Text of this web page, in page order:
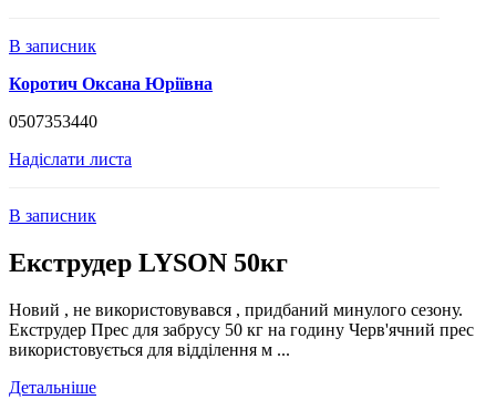
В записник
Коротич Оксана Юріївна
0507353440
Надіслати листа
В записник
Екструдер LYSON 50кг
Новий , не використовувався , придбаний минулого сезону.
Екструдер Прес для забрусу 50 кг на годину Черв'ячний прес
використовується для відділення м ...
Детальніше